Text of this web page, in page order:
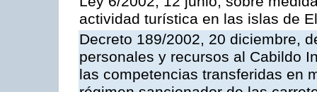
actividad turística en las islas de
Decreto 189/2002, 20 diciembre,
personales y recursos al Cabildo
las competencias transferidas en